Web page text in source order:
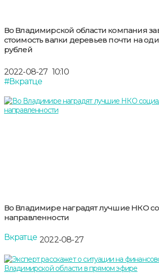
Во Владимирской области компания
стоимость валки деревьев почти на
рублей
2022-08-27 10:10
#Вкратце
Во Владимире наградят лучшие НКО
направленности
Вкратце 2022-08-27